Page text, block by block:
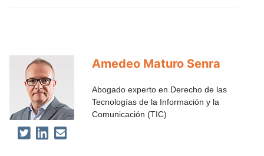
Amedeo Maturo Senra
Abogado experto en Derecho de las
Tecnologías de la Información y la
Comunicación (TIC)